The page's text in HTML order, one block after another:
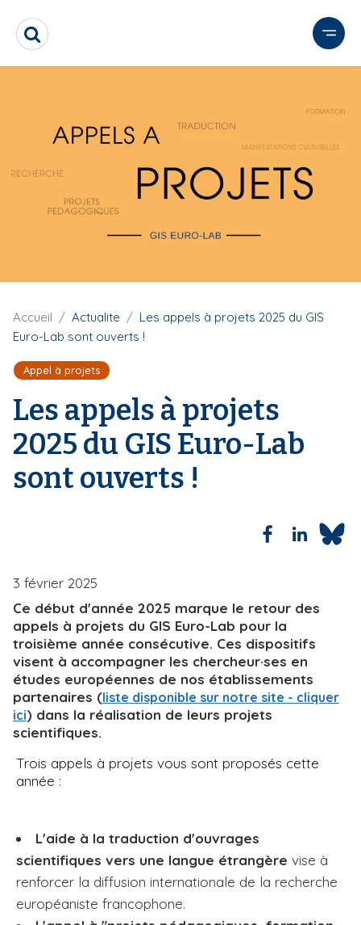
e
p
R
e
F
i
d
'
i
a
n
Accueil Actualite
Les appels à projets 2025 du GIS
Euro-Lab sont ouverts !
Appel à projets
Les appels à projets
2025 du GIS Euro-Lab
sont ouverts !
3 février 2025
Ce début d'année 2025 marque le retour des
appels à projets du GIS Euro-Lab pour la
troisième année consécutive. Ces dispositifs
visent à accompagner les chercheur·ses en
études européennes de nos établissements
partenaires (liste disponible sur notre site - cliquer
ici) dans la réalisation de leurs projets
scientifiques.
Trois appels à projets vous sont proposés cette
année :
L'aide à la traduction d'ouvrages
scientifiques vers une langue étrangère vise à
renforcer la diffusion internationale de la recherche
européaniste francophone.